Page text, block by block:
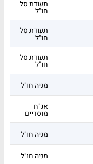
תעודת סל
חו"ל
תעודת סל
חו"ל
תעודת סל
חו"ל
מניה חו"ל
אג"ח
מוסדיים
מניה חו"ל
מניה חו"ל